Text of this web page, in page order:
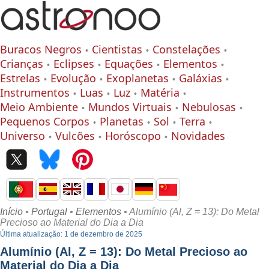
Buracos Negros Cientistas
Constelações
Crianças
Eclipses Equações
Elementos
Estrelas
Evolução Exoplanetas
Galáxias
Instrumentos
Luas Luz
Matéria
Meio Ambiente
Mundos Virtuais
Nebulosas
Pequenos Corpos
Planetas Sol
Terra
Universo
Vulcões Horóscopo Novidades
Início • Portugal • Elementos • Alumínio (Al, Z = 13): Do Metal
Precioso ao Material do Dia a Dia
Última atualização: 1 de dezembro de 2025
Alumínio (Al, Z = 13): Do Metal Precioso ao
Material do Dia a Dia